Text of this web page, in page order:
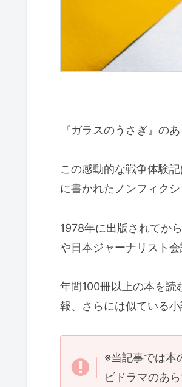
『ガラスのうさぎ』の
この感動的な戦争体験
に書かれたノンフィクシ
1978年に出版されてか
や日本ジャーナリスト
年間100冊以上の本を読
報、さらには似ている
※当記事では本
ビドラマのあ